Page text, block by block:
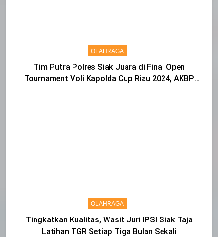
OLAHRAGA
Tim Putra Polres Siak Juara di Final Open
Tournament Voli Kapolda Cup Riau 2024, AKBP
OLAHRAGA
Tingkatkan Kualitas, Wasit Juri IPSI Siak Taja
Latihan TGR Setiap Tiga Bulan Sekali